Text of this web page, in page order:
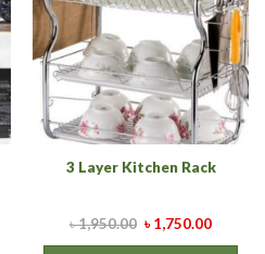
3 Layer Kitchen Rack
৳1,950.00 ৳1,750.00